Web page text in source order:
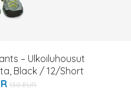
– Ulkoiluhousut
Black / 12/Short
130 EUR